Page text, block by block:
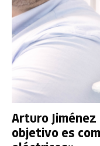
Arturo
objetivo es